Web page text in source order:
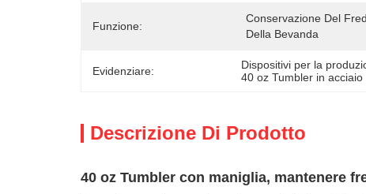
Funzione:
Conservazione Del
Della Bevanda
Evidenziare: Dispositivi per la
40 oz Tumbler in
Descrizione Di Prodotto
40 oz Tumbler con maniglia, mantenere